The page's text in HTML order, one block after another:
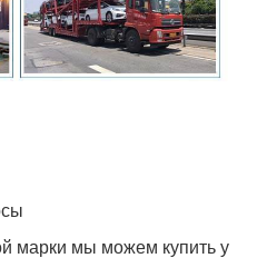
марки мы можем купить у